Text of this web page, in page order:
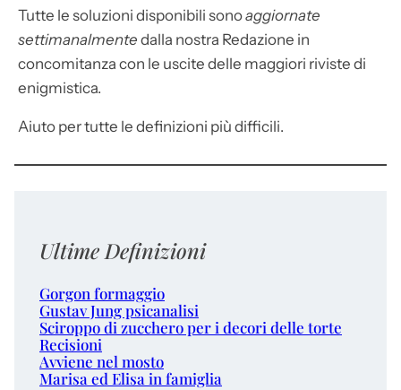
Tutte le soluzioni disponibili sonoaggiornate
settimanalmente dalla nostra Redazione in
concomitanza con le uscite delle maggiori riviste di
enigmistica.
Aiuto per tutte le definizioni più difficili.
Ultime Definizioni
Gorgon formaggio
Gustav Jung psicanalisi
Sciroppo di zucchero per i decori delle torte
Recisioni
Avviene nel mosto
Marisa ed Elisa in famiglia